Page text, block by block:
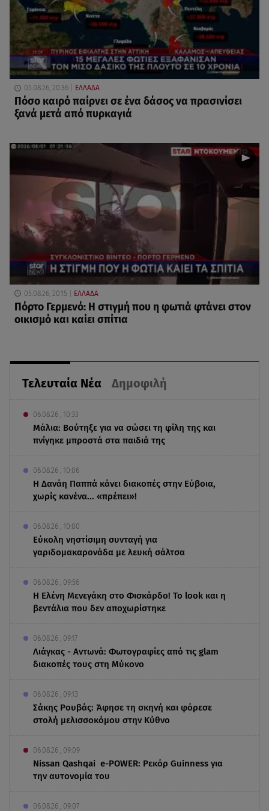
Τελευταία Νέα Δημοφιλή
06.08.26 , 10:33
Μάλια: Βούτηξε για να σώσει τη φίλη της και
πνίγηκε μπροστά στα παιδιά της
06.08.26 , 10:06
Η Δανάη Παππά κάνει διακοπές στην Εύβοια,
χωρίς κανένα... «πρέπει»!
06.08.26 , 10:00
Eύκολη νηστίσιμη συνταγή για
γαριδομακαρονάδα με λευκή σάλτσα
06.08.26 , 09:56
Η Ελένη Μενεγάκη στο Φισκάρδο! Το look και η
βεντάλια που δεν αποχωρίστηκε
06.08.26 , 09:17
Λιάγκας - Αντωνά: Φωτογραφίες από τις glam
διακοπές τους στη Μύκονο
06.08.26 , 09:13
Σάκης Ρουβάς: Άφησε τη σκηνή και φόρεσε
στολή μελισσοκόμου στην Κύθνο
06.08.26 , 09:09
Nissan Qashqai e-POWER: Ρεκόρ Guinness για
την αυτονομία του
06.08.26 , 09:07
05.08.26, 20:36 ΕΛΛΑΔΑ
Πόσο καιρό παίρνει σε ένα δάσος να πρασινίσει
ξανά μετά από πυρκαγιά
05.08.26, 20:15 ΕΛΛΑΔΑ
Πόρτο Γερμενό: Η στιγμή που η φωτιά φτάνει στον
οικισμό και καίει σπίτια